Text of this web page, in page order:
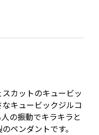
カットのキュービッ
キュービックジルコ
の振動でキラキラと
ペンダントです。